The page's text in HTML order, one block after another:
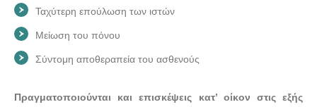
Ταχύτερη επούλωση των ιστών
Μείωση του πόνου
Σύντομη αποθεραπεία του ασθενούς
Πραγματοποιούνται και επισκέψεις κατ’ οίκον στις εξής